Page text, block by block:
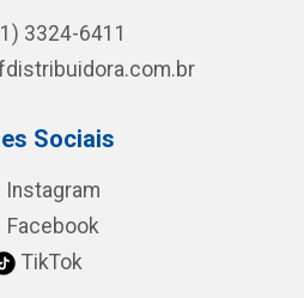
3324-6411
Sociais
Instagram
Facebook
TikTok